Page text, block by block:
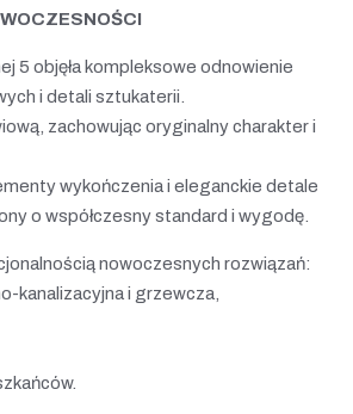
5 objęła kompleksowe odnowienie
i detali sztukaterii.
zachowując oryginalny charakter i
wykończenia i eleganckie detale
o współczesny standard i wygodę.
nowoczesnych rozwiązań:
kanalizacyjna i grzewcza,